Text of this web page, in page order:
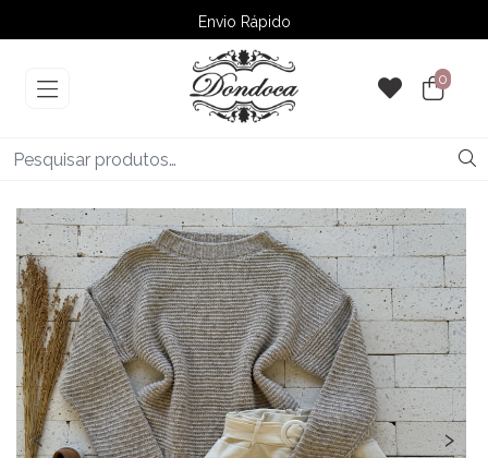
Envio Rápido
➚ Ofertas– Até 60% OFF
0
‹ ›